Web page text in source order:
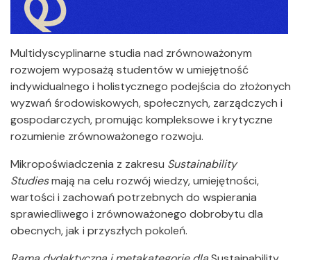
Multidyscyplinarne studia nad zrównoważonym
rozwojem wyposażą studentów w umiejętność
indywidualnego i holistycznego podejścia do złożonych
wyzwań środowiskowych, społecznych, zarządczych i
gospodarczych, promując kompleksowe i krytyczne
rozumienie zrównoważonego rozwoju.
Mikropoświadczenia z zakresu Sustainability
Studiesmają na celu rozwój wiedzy, umiejętności,
wartości i zachowań potrzebnych do wspierania
sprawiedliwego i zrównoważonego dobrobytu dla
obecnych, jak i przyszłych pokoleń.